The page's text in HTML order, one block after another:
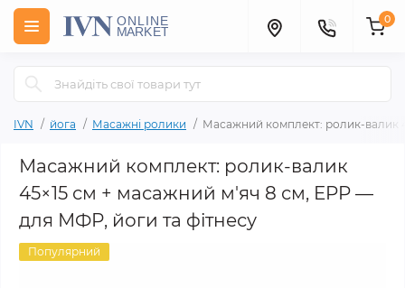
0
IVN йога Масажні ролики Масажний комплект: ролик-валик
Масажний комплект: ролик-валик
45×15 см + масажний м'яч 8 см, EPP —
для МФР, йоги та фітнесу
Популярний